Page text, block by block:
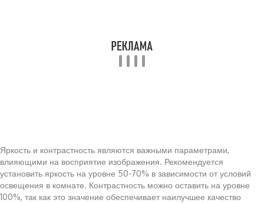
Яркость и контрастность являются важными параметрами,
влияющими на восприятие изображения. Рекомендуется
установить яркость на уровне 50-70% в зависимости от условий
освещения в комнате. Контрастность можно оставить на уровне
100%, так как это значение обеспечивает наилучшее качество